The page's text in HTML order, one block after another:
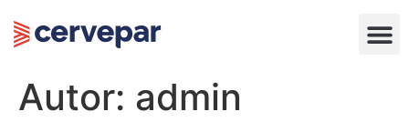
Autor: admin